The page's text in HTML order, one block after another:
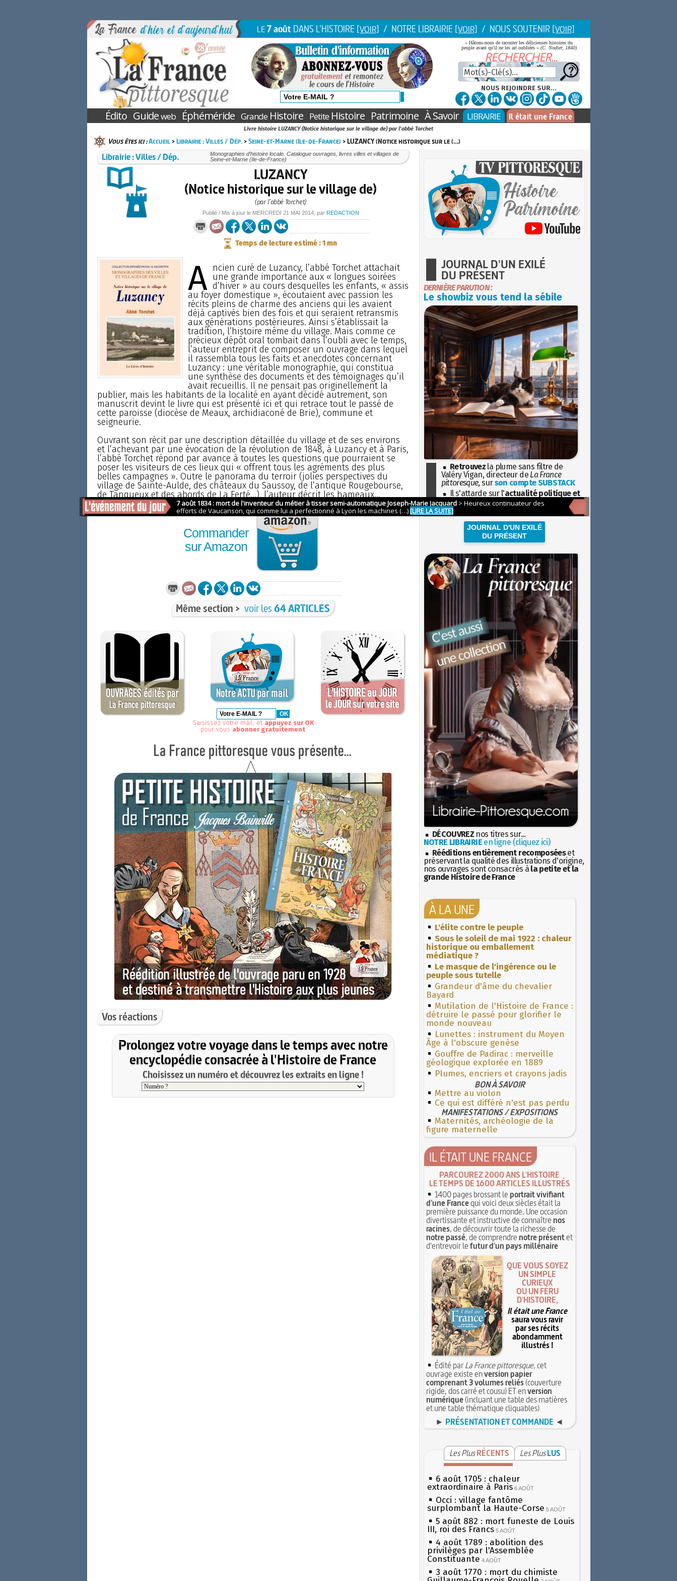
LE7 août DANS L'HISTOIRE [VOIR] / NOTRE LIBRAIRIE [VOIR] / NOUS SOUTENIR [VOIR]
« Hâtons-nous de raconter les délicieuses histoires du
peuple avant qu'il ne les ait oubliées » (C. Nodier, 1840)
NOUS REJOINDRE SUR...
Édito Guideweb Éphéméride GrandeHistoire PetiteHistoire Patrimoine À Savoir LIBRAIRIE Il était une France
Livre histoire LUZANCY (Notice historique sur le village de) par l'abbé Torchet
Vous êtes ici :Accueil>Librairie : Villes / Dép.>Seine-et-Marne (Ile-de-France) > LUZANCY (Notice historique sur le (…)
Librairie : Villes / Dép.
Monographies d’histoire locale. Catalogue ouvrages, livres villes et villages de
Seine-et-Marne (Ile-de-France)
LUZANCY
(Notice historique sur le village de)
(par l’abbé Torchet)
Publié / Mis à jour le MERCREDI 21 MAI 2014, par REDACTION
Temps de lecture estimé : 1 mn
A ncien curé de Luzancy, l’abbé Torchet attachait
une grande importance aux « longues soirées
d’hiver » au cours desquelles les enfants, « assis
au foyer domestique », écoutaient avec passion les
récits pleins de charme des anciens qui les avaient
déjà captivés bien des fois et qui seraient retransmis
aux générations postérieures. Ainsi s’établissait la
tradition, l’histoire même du village. Mais comme ce
précieux dépôt oral tombait dans l’oubli avec le temps,
l’auteur entreprit de composer un ouvrage dans lequel
il rassembla tous les faits et anecdotes concernant
Luzancy : une véritable monographie, qui constitua
une synthèse des documents et des témoignages qu’il
avait recueillis. Il ne pensait pas originellement la
publier, mais les habitants de la localité en ayant décidé autrement, son
manuscrit devint le livre qui est présenté ici et qui retrace tout le passé de
cette paroisse (diocèse de Meaux, archidiaconé de Brie), commune et
seigneurie.
Ouvrant son récit par une description détaillée du village et de ses environs
et l’achevant par une évocation de la révolution de 1848, à Luzancy et à Paris,
l’abbé Torchet répond par avance à toutes les questions que pourraient se
poser les visiteurs de ces lieux qui « offrent tous les agréments des plus
belles campagnes ». Outre le panorama du terroir (jolies perspectives du
village de Sainte-Aulde, des châteaux du Saussoy, de l’antique Rougebourse,
de Tanqueux et des abords de La Ferté...), l’auteur décrit les hameaux...
Commander
sur Amazon
Même section > voir les64 ARTICLES
Saisissez votre mail, et appuyez sur OK
pour vous abonner gratuitement
Vos réactions
Prolongez votre voyage dans le temps avec notre
encyclopédie consacrée à l'Histoire de France
Choisissez un numéro et découvrez les extraits en ligne !
JOURNAL D'UN EXILÉ
DU PRÉSENT
DERNIÈRE PARUTION :
Le showbiz vous tend la sébile
Retrouvez la plume sans filtre de
Valéry Vigan, directeur de La France
pittoresque, surson compte SUBSTACK
Il s'attarde sur l'actualité politique et
sociétaleavec la hauteur de vue de
l'Histoire
JOURNAL D'UN EXILÉ
DU PRÉSENT
DÉCOUVREZ nos titres sur...
NOTRE LIBRAIRIEen ligne (cliquez ici)
Rééditions entièrement recomposéeset
préservant la qualité des illustrations d'origine,
nos ouvrages sont consacrés à la petite et la
grande Histoire de France
À LA UNE
L'élite contre le peuple
Sous le soleil de mai 1922 : chaleur
historique ou emballement
médiatique ?
Le masque de l'ingérence ou le
peuple sous tutelle
Grandeur d'âme du chevalier
Bayard
Mutilation de l'Histoire de France :
détruire le passé pour glorifier le
monde nouveau
Lunettes : instrument du Moyen
Âge à l'obscure genèse
Gouffre de Padirac : merveille
géologique explorée en 1889
Plumes, encriers et crayons jadis
BON À SAVOIR
Mettre au violon
Ce qui est différé n'est pas perdu
MANIFESTATIONS / EXPOSITIONS
Maternités, archéologie de la
figure maternelle
IL ÉTAIT UNE FRANCE
PARCOUREZ 2000 ANS L'HISTOIRE
LE TEMPS DE 1600 ARTICLES ILLUSTRÉS
1400 pages brossant leportrait vivifiant
d'une Francequi voici deux siècles était la
première puissance du monde. Une occasion
divertissante et instructive de connaîtrenos
racines, de découvrir toute la richesse de
notre passé, de comprendrenotre présentet
d'entrevoir lefutur d'un pays millénaire
QUE VOUS SOYEZ
UN SIMPLE
CURIEUX
OU UN FÉRU
D'HISTOIRE,
Il était une France
saura vous ravir
par ses récits
abondamment
illustrés !
Édité parLa France pittoresque, cet
ouvrage existe enversion papier
comprenant 3 volumes reliés(couverture
rigide, dos carré et cousu) ET enversion
numérique(incluant une table des matières
et une table thématique cliquables)
► PRÉSENTATION ET COMMANDE ◄
Les Plus RÉCENTS Les Plus LUS
6 août 1705 : chaleur
extraordinaire à Paris 6 AOÛT
Occi : village fantôme
surplombant la Haute-Corse 5 AOÛT
5 août 882 : mort funeste de Louis
III, roi des Francs 5 AOÛT
4 août 1789 : abolition des
privilèges par l'Assemblée
Constituante 4 AOÛT
3 août 1770 : mort du chimiste